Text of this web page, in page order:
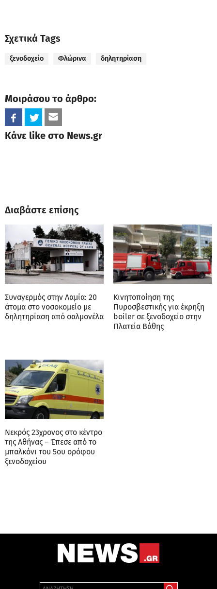
Σχετικά Tags
ξενοδοχείο Φλώρινα δηλητηρίαση
Μοιράσου το άρθρο:
Κάνε like στο News.gr
Διαβάστε επίσης
Συναγερμός στην Λαμία: 20
άτομα στο νοσοκομείο με
δηλητηρίαση από σαλμονέλα
Κινητοποίηση της
Πυροσβεστικής για έκρηξη
boiler σε ξενοδοχείο στην
Πλατεία Βάθης
Νεκρός 23χρονος στο κέντρο
της Αθήνας – Έπεσε από το
μπαλκόνι του 5ου ορόφου
ξενοδοχείου